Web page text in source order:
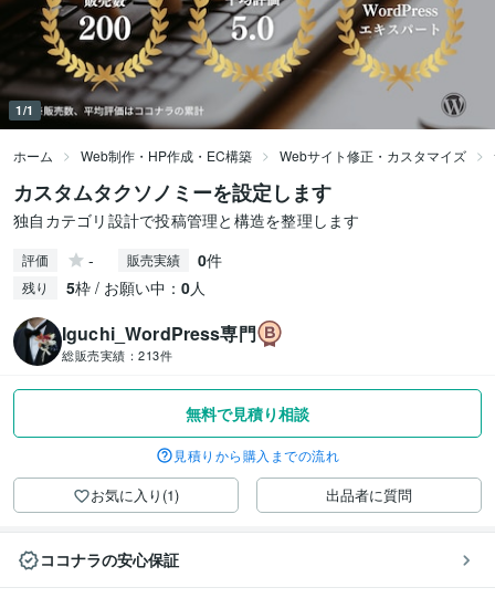
1/1
ホーム Web制作・HP作成・EC構築 Webサイト修正・カスタマイズ
カスタムタクソノミーを設定します
独自カテゴリ設計で投稿管理と構造を整理します
評価 - 販売実績 0件
残り 5枠 / お願い中： 0人
Iguchi_WordPress専門
総販売実績： 213件
無料で見積り相談
見積りから購入までの流れ
お気に入り(1) 出品者に質問
ココナラの安心保証